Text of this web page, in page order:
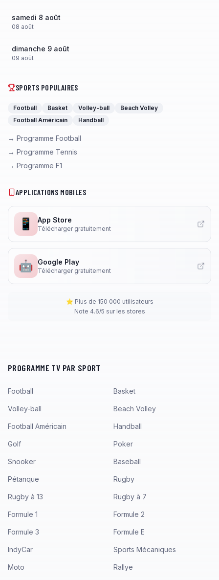
samedi 8 août
08 août
dimanche 9 août
09 août
SPORTS POPULAIRES
Football Basket Volley-ball
Beach Volley
Football Américain
Handball
→ Programme Football
→ Programme Tennis
→ Programme F1
APPLICATIONS MOBILES
📱 App Store
Télécharger gratuitement
🤖 Google Play
Télécharger gratuitement
⭐ Plus de 150 000 utilisateurs
Note 4.6/5 sur les stores
PROGRAMME TV PAR SPORT
Football Basket
Volley-ball Beach Volley
Football Américain Handball
Golf Poker
Snooker Baseball
Pétanque Rugby
Rugby à 13 Rugby à 7
Formule 1 Formule 2
Formule 3 Formule E
IndyCar Sports Mécaniques
Moto Rallye